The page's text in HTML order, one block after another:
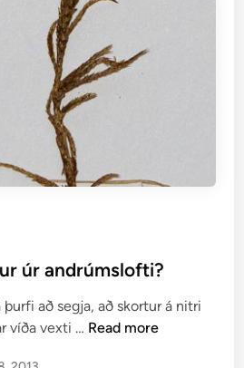
úr andrúmslofti?
að segja, að skortur á nitri
víða vexti … B
Read more